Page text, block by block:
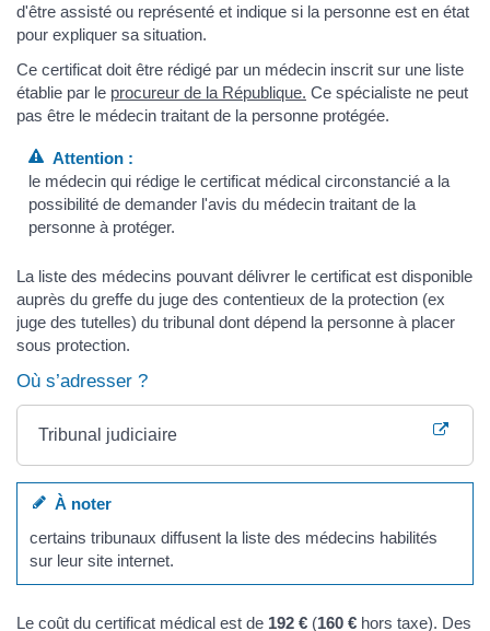
d'être assisté ou représenté et indique si la personne est en état
pour expliquer sa situation.
Ce certificat doit être rédigé par un médecin inscrit sur une liste
établie par le procureur de la République. Ce spécialiste ne peut
pas être le médecin traitant de la personne protégée.
Attention :
le médecin qui rédige le certificat médical circonstancié a la
possibilité de demander l'avis du médecin traitant de la
personne à protéger.
La liste des médecins pouvant délivrer le certificat est disponible
auprès du greffe du juge des contentieux de la protection (ex
juge des tutelles) du tribunal dont dépend la personne à placer
sous protection.
Où s’adresser ?
Tribunal judiciaire
À noter
certains tribunaux diffusent la liste des médecins habilités
sur leur site internet.
Le coût du certificat médical est de 192 € (160 € hors taxe). Des